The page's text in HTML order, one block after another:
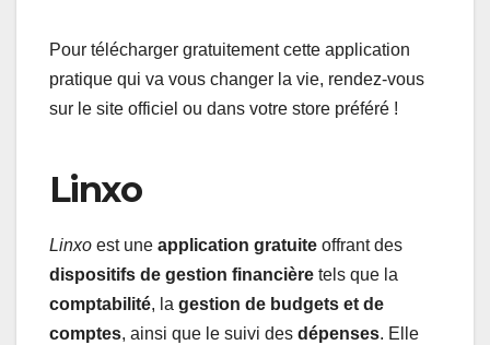
Pour télécharger gratuitement cette application
pratique qui va vous changer la vie, rendez-vous
sur le site officiel ou dans votre store préféré !
Linxo
Linxo est une application gratuite offrant des
dispositifs de gestion financière tels que la
comptabilité, la gestion de budgets et de
comptes, ainsi que le suivi des dépenses. Elle